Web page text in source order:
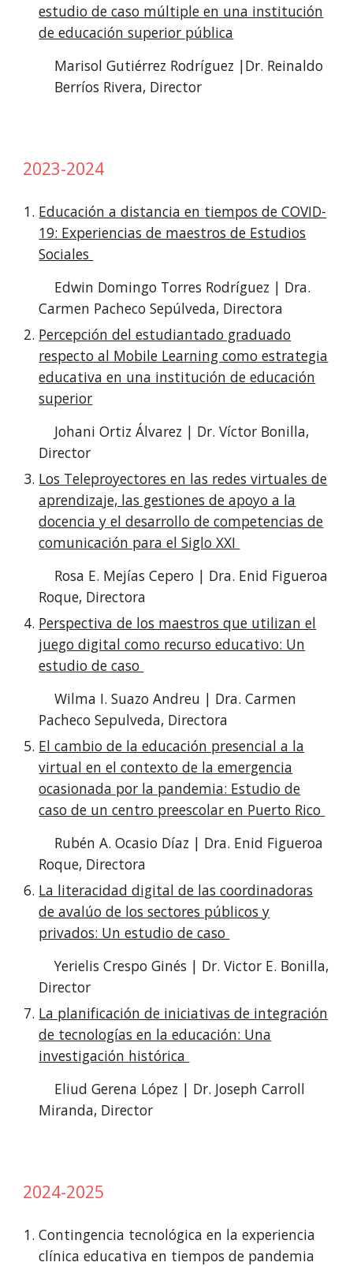
estudio de caso múltiple en una institución
de educación superior pública
Marisol Gutiérrez Rodríguez |Dr. Reinaldo
Berríos Rivera, Director
2023-2024
Educación a distancia en tiempos de COVID-
19: Experiencias de maestros de Estudios
Sociales
Edwin Domingo Torres Rodríguez | Dra.
Carmen Pacheco Sepúlveda, Directora
Percepción del estudiantado graduado
respecto al Mobile Learning como estrategia
educativa en una institución de educación
superior
Johani Ortiz Álvarez | Dr. Víctor Bonilla,
Director
Los Teleproyectores en las redes virtuales de
aprendizaje, las gestiones de apoyo a la
docencia y el desarrollo de competencias de
comunicación para el Siglo XXI
Rosa E. Mejías Cepero | Dra. Enid Figueroa
Roque, Directora
Perspectiva de los maestros que utilizan el
juego digital como recurso educativo: Un
estudio de caso
Wilma I. Suazo Andreu | Dra. Carmen
Pacheco Sepulveda, Directora
El cambio de la educación presencial a la
virtual en el contexto de la emergencia
ocasionada por la pandemia: Estudio de
caso de un centro preescolar en Puerto Rico
Rubén A. Ocasio Díaz | Dra. Enid Figueroa
Roque, Directora
La literacidad digital de las coordinadoras
de avalúo de los sectores públicos y
privados: Un estudio de caso
Yerielis Crespo Ginés | Dr. Victor E. Bonilla,
Director
La planificación de iniciativas de integración
de tecnologías en la educación: Una
investigación histórica
Eliud Gerena López | Dr. Joseph Carroll
Miranda, Director
2024-2025
Contingencia tecnológica en la experiencia
clínica educativa en tiempos de pandemia